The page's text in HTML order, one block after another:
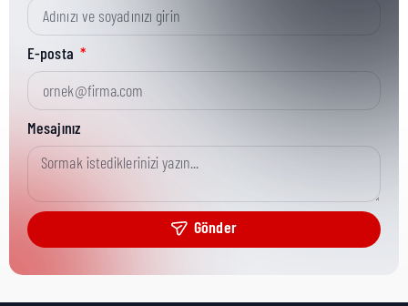
Kısa Parça No:
Ürün Grubu:
Ürün Kategorisi:
Nakliye Yüksekliği:
E-posta
Mesajınız
Gönder